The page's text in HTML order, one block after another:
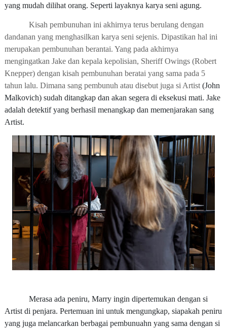
yang mudah dilihat orang. Seperti layaknya karya seni agung.
Kisah pembunuhan ini akhirnya terus berulang dengan
dandanan yang menghasilkan karya seni sejenis. Dipastikan hal ini
merupakan pembunuhan berantai. Yang pada akhirnya
mengingatkan Jake dan kepala kepolisian, Sheriff Owings (Robert
Knepper) dengan kisah pembunuhan beratai yang sama pada 5
tahun lalu. Dimana sang pembunuh atau disebut juga si Artist (John
Malkovich)sudah ditangkap dan akan segera di eksekusi mati. Jake
adalah detektif yang berhasil menangkap dan memenjarakan sang
Artist.
Merasa ada peniru, Marry ingin dipertemukan dengan si
Artist di penjara. Pertemuan ini untuk mengungkap, siapakah peniru
yang juga melancarkan berbagai pembunuahn yang sama dengan si